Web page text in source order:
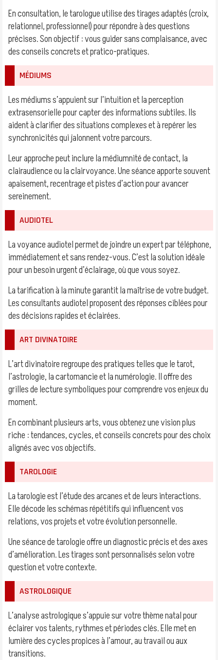
En consultation, le tarologue utilise des tirages adaptés (croix,
relationnel, professionnel) pour répondre à des questions
précises. Son objectif : vous guider sans complaisance, avec
des conseils concrets et pratico-pratiques.
MÉDIUMS
Les médiums s’appuient sur l’intuition et la perception
extrasensorielle pour capter des informations subtiles. Ils
aident à clarifier des situations complexes et à repérer les
synchronicités qui jalonnent votre parcours.
Leur approche peut inclure la médiumnité de contact, la
clairaudience ou la clairvoyance. Une séance apporte souvent
apaisement, recentrage et pistes d’action pour avancer
sereinement.
AUDIOTEL
La voyance audiotel permet de joindre un expert par téléphone,
immédiatement et sans rendez-vous. C’est la solution idéale
pour un besoin urgent d’éclairage, où que vous soyez.
La tarification à la minute garantit la maîtrise de votre budget.
Les consultants audiotel proposent des réponses ciblées pour
des décisions rapides et éclairées.
ART DIVINATOIRE
L’art divinatoire regroupe des pratiques telles que le tarot,
l’astrologie, la cartomancie et la numérologie. Il offre des
grilles de lecture symboliques pour comprendre vos enjeux du
moment.
En combinant plusieurs arts, vous obtenez une vision plus
riche : tendances, cycles, et conseils concrets pour des choix
alignés avec vos objectifs.
TAROLOGIE
La tarologie est l’étude des arcanes et de leurs interactions.
Elle décode les schémas répétitifs qui influencent vos
relations, vos projets et votre évolution personnelle.
Une séance de tarologie offre un diagnostic précis et des axes
d’amélioration. Les tirages sont personnalisés selon votre
question et votre contexte.
ASTROLOGIQUE
L’analyse astrologique s’appuie sur votre thème natal pour
éclairer vos talents, rythmes et périodes clés. Elle met en
lumière des cycles propices à l’amour, au travail ou aux
transitions.